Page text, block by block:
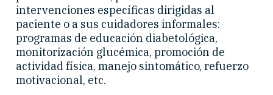
intervenciones específicas dirigidas al
paciente o a sus cuidadores informales:
programas de educación diabetológica,
monitorización glucémica, promoción de
actividad física, manejo sintomático, refuerzo
motivacional, etc.